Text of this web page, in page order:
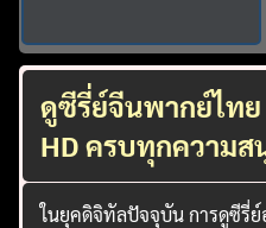
ดูซีรี่ย์จีนพากย์ไท
HD ครบทุกความส
ในยุคดิจิทัลปัจจุบัน การดูซีรี่